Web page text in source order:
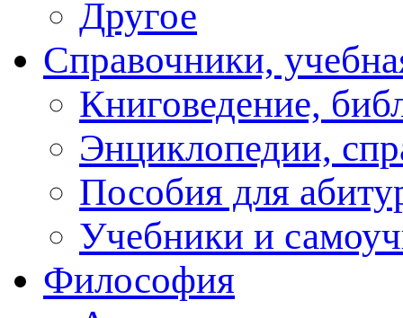
Другое
Справочники,
Книговедение,
Энциклопедии,
Пособия для
Учебники и
Философия